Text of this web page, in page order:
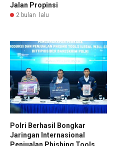
Jalan Propinsi
2 bulan lalu
Polri Berhasil Bongkar
Jaringan Internasional